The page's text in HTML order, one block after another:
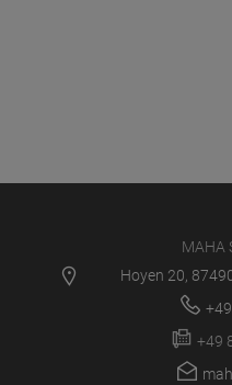
MAHA
Hoyen 20,
+49